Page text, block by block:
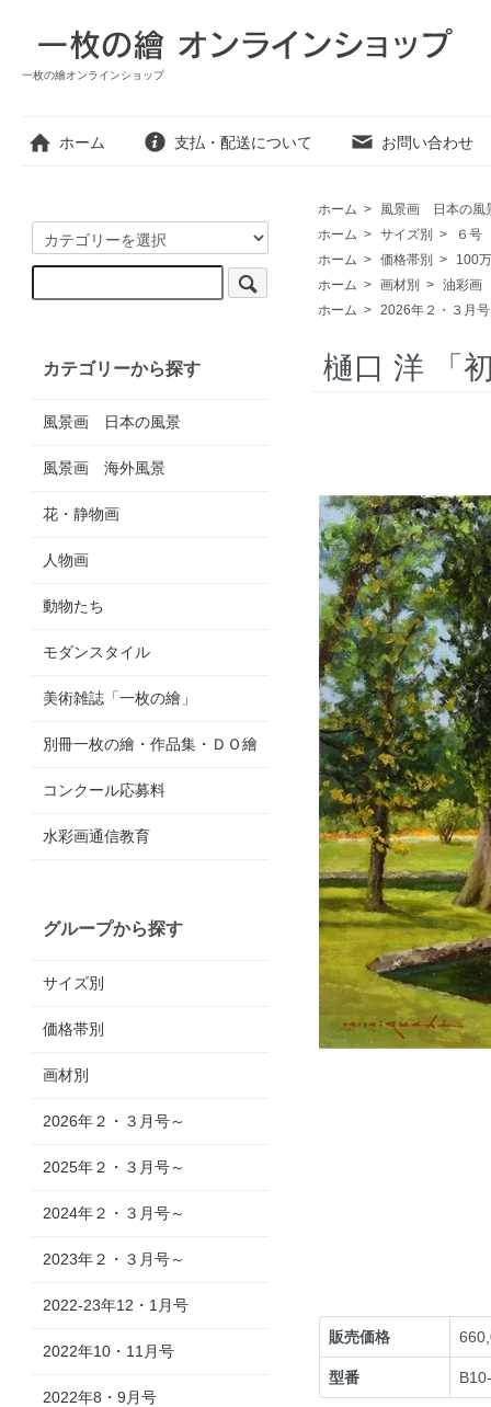
一枚の繪オンラインショップ
ホーム 支払・配送について お問い合わせ
ホーム >
風景画 日本の風
ホーム > サイズ別 >
６号
ホーム > 価格帯別 >
100
ホーム > 画材別 > 油彩画
ホーム > 2026年２・３月
樋口 洋 「
販売価格
型番
カテゴリーから探す
風景画 日本の風景
風景画 海外風景
花・静物画
人物画
動物たち
モダンスタイル
美術雑誌「一枚の繪」
別冊一枚の繪・作品集・ＤＯ繪
コンクール応募料
水彩画通信教育
グループから探す
サイズ別
価格帯別
画材別
2026年２・３月号～
2025年２・３月号～
2024年２・３月号～
2023年２・３月号～
2022-23年12・1月号
2022年10・11月号
2022年8・9月号